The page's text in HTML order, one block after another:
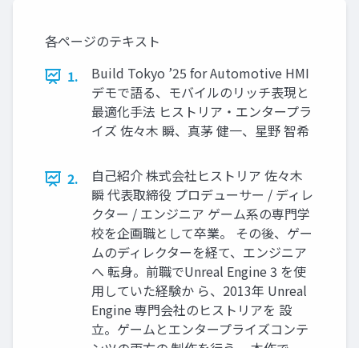
各ページのテキスト
1.
Build Tokyo ’25 for Automotive HMI
デモで語る、モバイルのリッチ表現と
最適化手法 ヒストリア・エンタープラ
イズ 佐々木 瞬、真茅 健一、星野 智希
2.
自己紹介 株式会社ヒストリア 佐々木
瞬 代表取締役 プロデューサー / ディレ
クター / エンジニア ゲーム系の専門学
校を企画職として卒業。 その後、ゲー
ムのディレクターを経て、エンジニア
へ 転身。前職でUnreal Engine 3 を使
用していた経験か ら、2013年 Unreal
Engine 専門会社のヒストリアを 設
立。ゲームとエンタープライズコンテ